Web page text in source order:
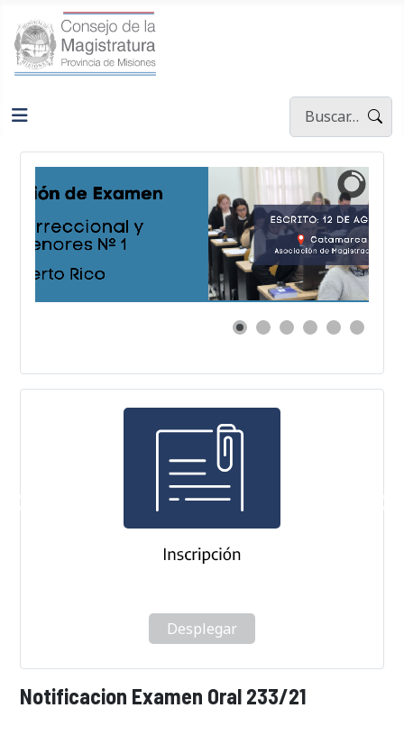
Buscar
Type 2 or more
Desplegar
Notificacion Examen Oral 233/21